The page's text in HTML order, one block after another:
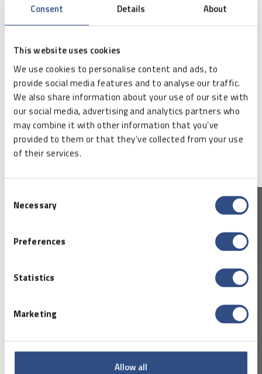
Consent Details About
This website uses cookies
We use cookies to personalise content and ads, to
provide social media features and to analyse our traffic.
We also share information about your use of our site with
our social media, advertising and analytics partners who
may combine it with other information that you’ve
provided to them or that they’ve collected from your use
of their services.
Selection
Necessary
Preferences
Statistics
Marketing
Allow all
Alternative für Unternehmen sein kann, die noch
nicht bereit für eine große Einmalinvestition sind.
Interessieren Sie sich für
Post teilen